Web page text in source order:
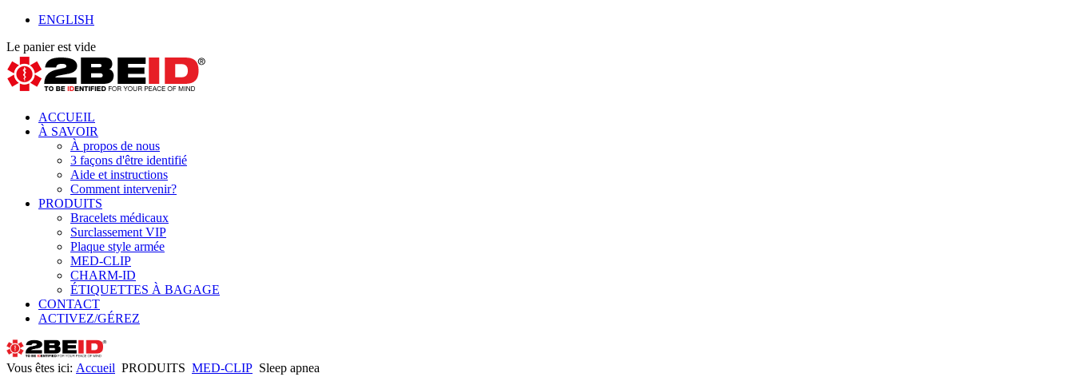
ENGLISH
Le panier est vide
ACCUEIL
À SAVOIR
À propos de nous
3 façons d'être identifié
Aide et instructions
Comment intervenir?
PRODUITS
Bracelets médicaux
Surclassement VIP
Plaque style armée
MED-CLIP
CHARM-ID
ÉTIQUETTES À BAGAGE
CONTACT
ACTIVEZ/GÉREZ
Vous êtes ici: Accueil PRODUITS MED-CLIP Sleep apnea